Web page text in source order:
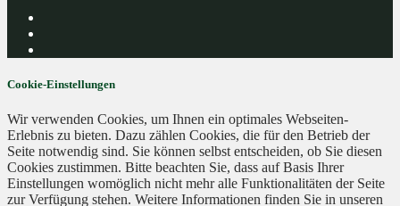
Cookie-Einstellungen
Wir verwenden Cookies, um Ihnen ein optimales Webseiten-
Erlebnis zu bieten. Dazu zählen Cookies, die für den Betrieb der
Seite notwendig sind. Sie können selbst entscheiden, ob Sie diesen
Cookies zustimmen. Bitte beachten Sie, dass auf Basis Ihrer
Einstellungen womöglich nicht mehr alle Funktionalitäten der Seite
zur Verfügung stehen. Weitere Informationen finden Sie in unseren